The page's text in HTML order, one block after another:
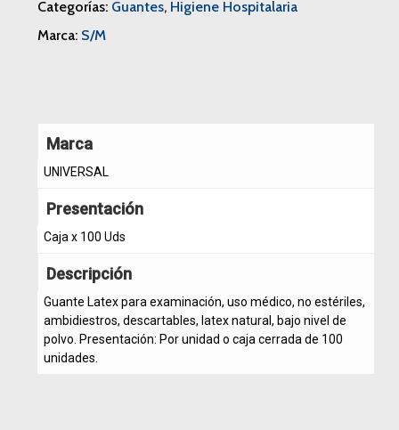
Categorías: Guantes, Higiene Hospitalaria
Marca: S/M
Marca
UNIVERSAL
Presentación
Caja x 100 Uds
Descripción
Guante Latex para examinación, uso médico, no estériles,
ambidiestros, descartables, latex natural, bajo nivel de
polvo. Presentación: Por unidad o caja cerrada de 100
unidades.